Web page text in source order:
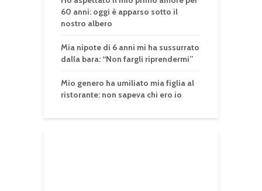
60 anni: oggi è apparso sotto il
nostro albero
Mia nipote di 6 anni mi ha sussurrato
dalla bara: “Non fargli riprendermi”
Mio genero ha umiliato mia figlia al
ristorante: non sapeva chi ero io